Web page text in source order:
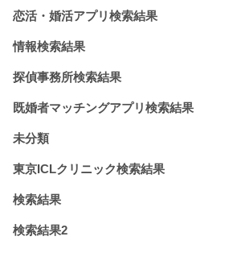
恋活・婚活アプリ検索結果
情報検索結果
探偵事務所検索結果
既婚者マッチングアプリ検索結果
未分類
東京ICLクリニック検索結果
検索結果
検索結果2